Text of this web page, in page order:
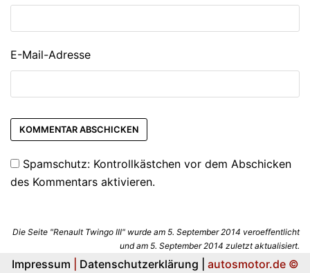
E-Mail-Adresse
Spamschutz: Kontrollkästchen vor dem Abschicken
des Kommentars aktivieren.
Die Seite "Renault Twingo III" wurde am 5. September 2014 veroeffentlicht
und am 5. September 2014 zuletzt aktualisiert.
Impressum Datenschutzerklärung | autosmotor.de ©